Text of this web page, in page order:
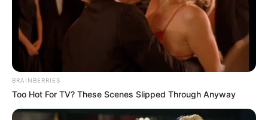
BRAINBERRIES
Too Hot For TV? These Scenes Slipped Through Anyway